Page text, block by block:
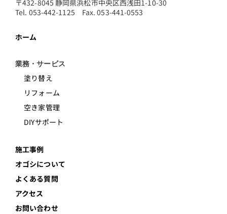
〒432-8045 静岡県浜松市中央区西浅田1-10-30
Tel. 053-442-1125 Fax. 053-441-0553
ホーム
業務・サービス
塗り替え
リフォーム
空き家管理
DIYサポート
施工事例
オゴシについて
よくある質問
アクセス
お問い合わせ